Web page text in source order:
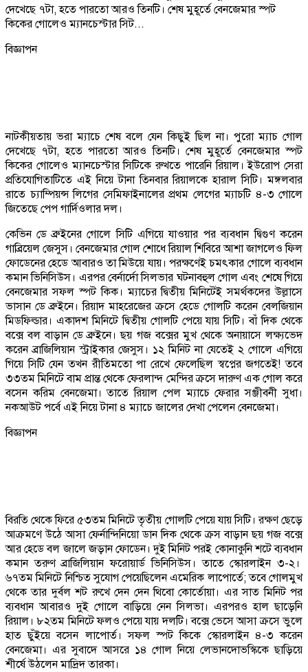
দেখেছে ৭টা, হতে পারতো আরও তিনটি। শেষ মুহূর্তে বেনজেমার স্পট
কিকের গোলেও ম্যানচেস্টার সিট...
বিজ্ঞাপন
নাটকীয়তায় ভরা ম্যাচে শেষ বলে যেন কিছুই ছিল না। পুরো ম্যাচ গোল
দেখেছে ৭টা, হতে পারতো আরও তিনটি। শেষ মুহূর্তে বেনজেমার স্পট
কিকের গোলেও ম্যানচেস্টার সিটিকে রুখতে পারেনি রিয়াল। ইউরোপ সেরা
প্রতিযোগিতাটিতে এই নিয়ে টানা তিনবার রিয়ালকে হারাল সিটি। মঙ্গলবার
রাতে চ্যাম্পিয়ন্স লিগের সেমিফাইনালের প্রথম লেগের ম্যাচটি ৪-৩ গোলে
জিতেছে পেপ গার্দিওলার দল।
কেভিন ডে ব্রুইনের গোলে সিটি এগিয়ে যাওয়ার পর ব্যবধান দ্বিগুণ করেন
গাব্রিয়েল জেসুস। বেনজেমার গোল শোধে রিয়াল শিবিরে আশা জাগলেও ফিল
ফোডেনের হেডে আবারও তা মিউয়ে যায়। পরক্ষণেই চমৎকার গোলে ব্যবধান
কমান ভিনিসিউস। এরপর বের্নার্দো সিলভার ঘটনাবহুল গোল এবং শেষে গিয়ে
বেনজেমার সফল স্পট কিক। ম্যাচের দ্বিতীয় মিনিটেই সমর্থকদের উল্লাসে
ভাসান ডে ব্রুইনে। রিয়াদ মাহরেজের ক্রসে হেডে গোলটি করেন বেলজিয়ান
মিডফিল্ডার। একাদশ মিনিটে দ্বিতীয় গোলটি পেয়ে যায় সিটি। বাঁ দিক থেকে
বক্সে বল বাড়ান ডে ব্রুইনে। ছয় গজ বক্সের মুখ থেকে অনায়াসে লক্ষ্যভেদ
করেন ব্রাজিলিয়ান স্ট্রাইকার জেসুস। ১২ মিনিট না যেতেই ২ গোলে এগিয়ে
গিয়ে সিটি যেন তখন রীতিমতো পা রেখে ফেলেছিল স্বপ্নের জগতেই! তবে
৩৩তম মিনিটে বাম প্রান্ত থেকে ফেরলান্দ মেন্দির ক্রসে দারুণ এক গোল করে
বসেন করিম বেনজেমা। তাতে রিয়াল পেল ম্যাচে ফেরার সঞ্জীবনী সুধা।
নকআউট পর্বে এই নিয়ে টানা ৪ ম্যাচে জালের দেখা পেলেন বেনজেমা।
বিজ্ঞাপন
বিরতি থেকে ফিরে ৫৩তম মিনিটে তৃতীয় গোলটি পেয়ে যায় সিটি। রক্ষণ ছেড়ে
আক্রমণে উঠে আসা ফের্নান্দিনিয়ো ডান দিক থেকে ক্রস বাড়ান ছয় গজ বক্সে
আর হেডে বল জালে জড়ান ফোডেন। দুই মিনিট পরই কোনাকুনি শটে ব্যবধান
কমান তরুণ ব্রাজিলিয়ান ফরোয়ার্ড ভিনিসিউস। তাতে স্কোরলাইন ৩-২।
৬৭তম মিনিটে নিশ্চিত সুযোগ পেয়েছিলেন এমেরিক লাপোর্তে; তবে গোলমুখ
থেকে তার দুর্বল শট রুখে দেন দেন থিবো কোর্তোয়া। এর সাত মিনিট পর
ব্যবধান আবারও দুই গোলে বাড়িয়ে নেন সিলভা। এরপরও হাল ছাড়েনি
রিয়াল। ৮২তম মিনিটে ফলও পেয়ে যায় দলটি। বক্সে ভেসে আসা ক্রসে ভুলে
হাত ছুঁইয়ে বসেন লাপোর্ত। সফল স্পট কিকে স্কোরলাইন ৪-৩ করেন
বেনজেমা। এর সুবাদে আসরে ১৪ গোল নিয়ে লেভানদোভস্কিকে ছাড়িয়ে
শীর্ষে উঠলেন মাদ্রিদ তারকা।